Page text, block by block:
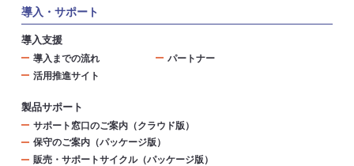
導入・サポート
導入支援
導入までの流れ
パートナー
活用推進サイト
製品サポート
サポート窓口のご案内（クラウド版）
保守のご案内（パッケージ版）
販売・サポートサイクル（パッケージ版）